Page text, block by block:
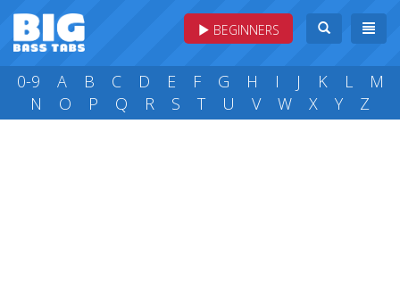
BEGINNERS
0-9 A B C D E F G H I J K L
M
N
O P Q R S T U V W X Y Z